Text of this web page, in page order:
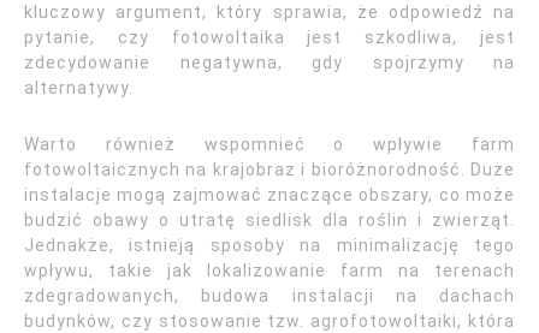
kluczowy argument, który sprawia, że odpowiedź na
pytanie, czy fotowoltaika jest szkodliwa, jest
zdecydowanie negatywna, gdy spojrzymy na
alternatywy.
Warto również wspomnieć o wpływie farm
fotowoltaicznych na krajobraz i bioróżnorodność. Duże
instalacje mogą zajmować znaczące obszary, co może
budzić obawy o utratę siedlisk dla roślin i zwierząt.
Jednakże, istnieją sposoby na minimalizację tego
wpływu, takie jak lokalizowanie farm na terenach
zdegradowanych, budowa instalacji na dachach
budynków, czy stosowanie tzw. agrofotowoltaiki, która